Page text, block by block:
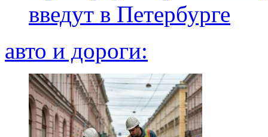
введут в Петербурге
авто и дороги: